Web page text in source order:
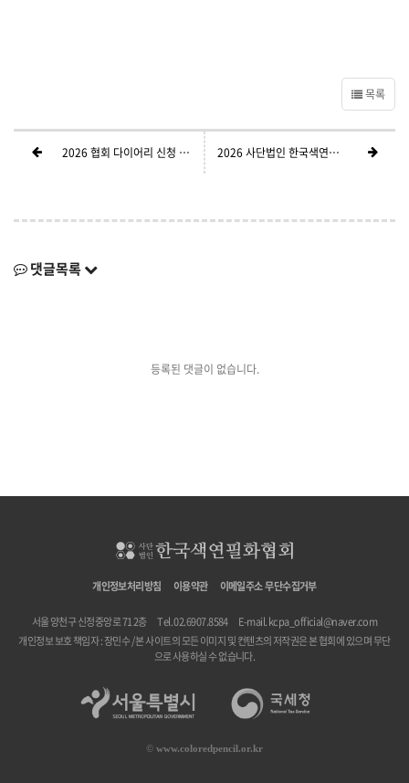
목록
2026 협회 다이어리 신청 공지 2026 사단법인 한국색연필화협회 신규회원 공지
댓글목록
등록된 댓글이 없습니다.
개인정보처리방침 이용약관 이메일주소 무단수집거부
서울 양천구 신정중앙로 71 2층 Tel. 02.6907.8584 E-mail.kcpa_official@naver.com
개인정보 보호 책임자 : 장민수 / 본 사이트의 모든 이미지 및 컨텐츠의 저작권은 본 협회에 있으며 무단
으로 사용하실 수 없습니다.
© www.coloredpencil.or.kr